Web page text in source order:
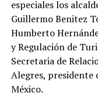
especiales los
Guillermo Benitez
Humberto
y Regulación de
Secretaria de
Alegres, presidente
México.